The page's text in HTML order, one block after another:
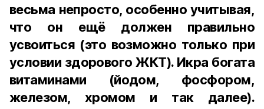
весьма непросто, особенно учитывая,
что он ещё должен правильно
усвоиться (это возможно только при
условии здорового ЖКТ). Икра богата
витаминами (йодом, фосфором,
железом, хромом и так далее).